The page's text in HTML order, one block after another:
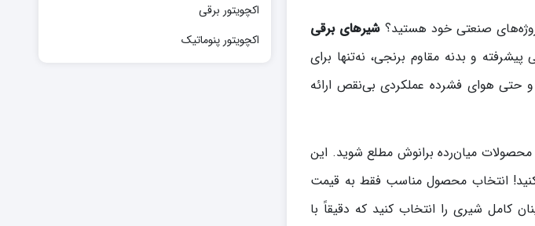
صنعتی خود هستید؟شیرهای برقی
و بدنه مقاوم برنجی، نه‌تنها برای
گازهای با دمای بالای -۵ درجه سانتی‌گراد، و حتی هوای فشرده عملکردی بی‌نقص ارائه
محصولات میان‌رده برانوش مطلع شوید. این
کنید! انتخاب محصول مناسب فقط به قیمت
کامل شیری را انتخاب کنید که دقیقاً با
اکچویتور برقی
اکچویتور پنوماتیک